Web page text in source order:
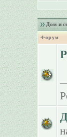
Дом и
Форум